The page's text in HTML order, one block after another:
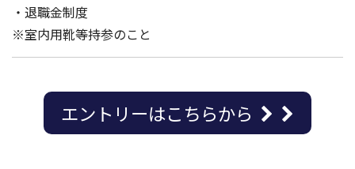
・退職金制度
※室内用靴等持参のこと
エントリーはこちらから